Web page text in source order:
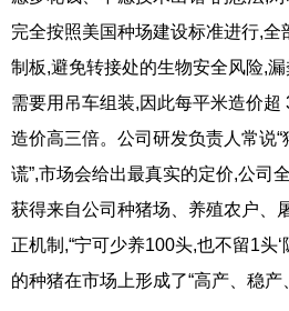
完全按照美国种场建设标准进行,全
制板,避免转接处的生物安全风险,
需要用吊车组装,因此每平米造价超
造价高三倍。公司研发负责人常说
谎”,市场会给出最真实的定价,公司
获得来自公司种猪场、养殖农户、
正机制,“宁可少养100头,也不留1头‘
的种猪在市场上形成了“高产、稳产